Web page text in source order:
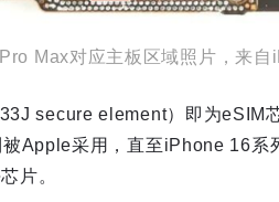
Max对应主板区域照片，来自
secure element）即为eSIM
Apple采用，直至iPhone 16系
片。